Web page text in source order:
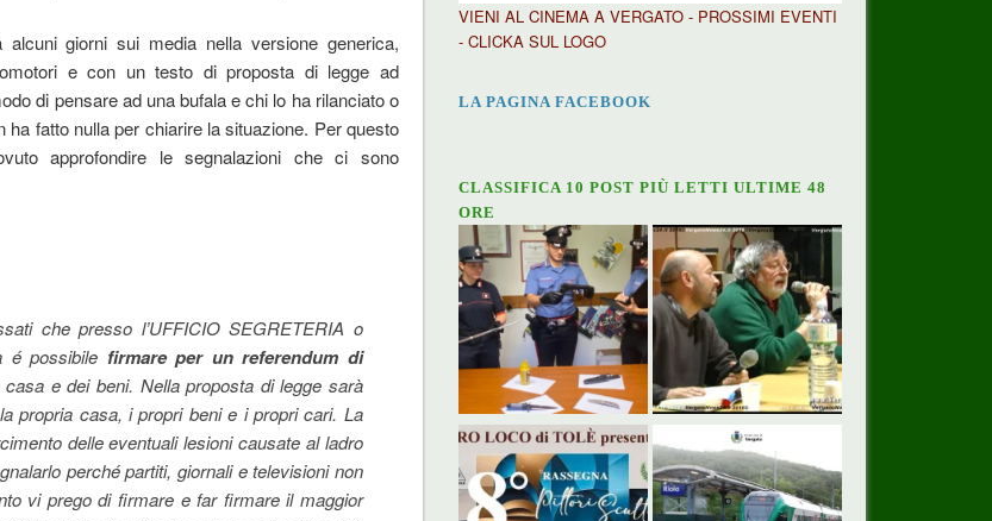
alcuni giorni sui media nella versione generica,
e con un testo di proposta di legge ad
di pensare ad una bufala e chi lo ha rilanciato o
ha fatto nulla per chiarire la situazione. Per questo
approfondire le segnalazioni che ci sono
che presso l’UFFICIO SEGRETERIA o
é possibile firmare per un referendum di
e dei beni. Nella proposta di legge sarà
propria casa, i propri beni e i propri cari. La
delle eventuali lesioni causate al ladro
perché partiti, giornali e televisioni non
vi prego di firmare e far firmare il maggior
VIENI AL CINEMA A VERGATO - PROSSIMI EVENTI
- CLICKA SUL LOGO
LA PAGINA FACEBOOK
CLASSIFICA 10 POST PIÙ LETTI ULTIME 48
ORE